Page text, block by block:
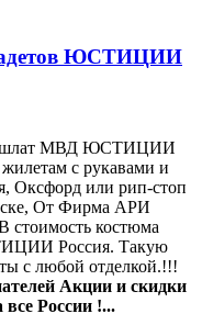
ЮСТИЦИИ
МВД ЮСТИЦИИ
с рукавами и
Оксфорд или рип-стоп
От Фирма АРИ
стоимость костюма
Россия. Такую
с любой отделкой.!!!
Акции и скидки
все России !...